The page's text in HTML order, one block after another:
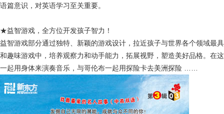
语篇意识，对英语学习至关重要。
★益智游戏 ，全方位开发孩子智力！
益智游戏部分通过独特、新颖的游戏设计，拉近孩子与世界各个领域最
和趣味游戏中，培养观察力和动手能力，拓展视野，塑造美好品格。在
一起用身体来演奏音乐，与哥伦布一起用探险卡去美洲探险 ……